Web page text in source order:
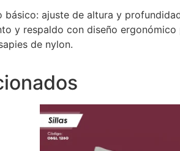
básico: ajuste de altura y
y respaldo con diseño
de nylon.